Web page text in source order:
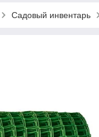
Садовый инвентарь